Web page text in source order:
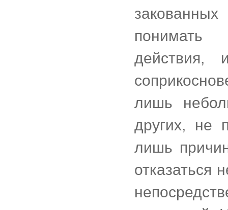
понимать
действия,
лишь
других, не
лишь
отказаться